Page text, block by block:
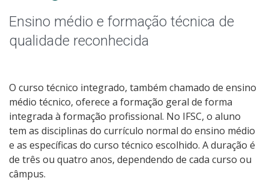
Especialização
Todos os Cursos
Processo de Inscrição
Ensino médio e formação técnica de
qualidade reconhecida
O curso técnico integrado, também chamado de ensino
médio técnico, oferece a formação geral de forma
integrada à formação profissional. No IFSC, o aluno
tem as disciplinas do currículo normal do ensino médio
e as específicas do curso técnico escolhido. A duração é
de três ou quatro anos, dependendo de cada curso ou
câmpus.